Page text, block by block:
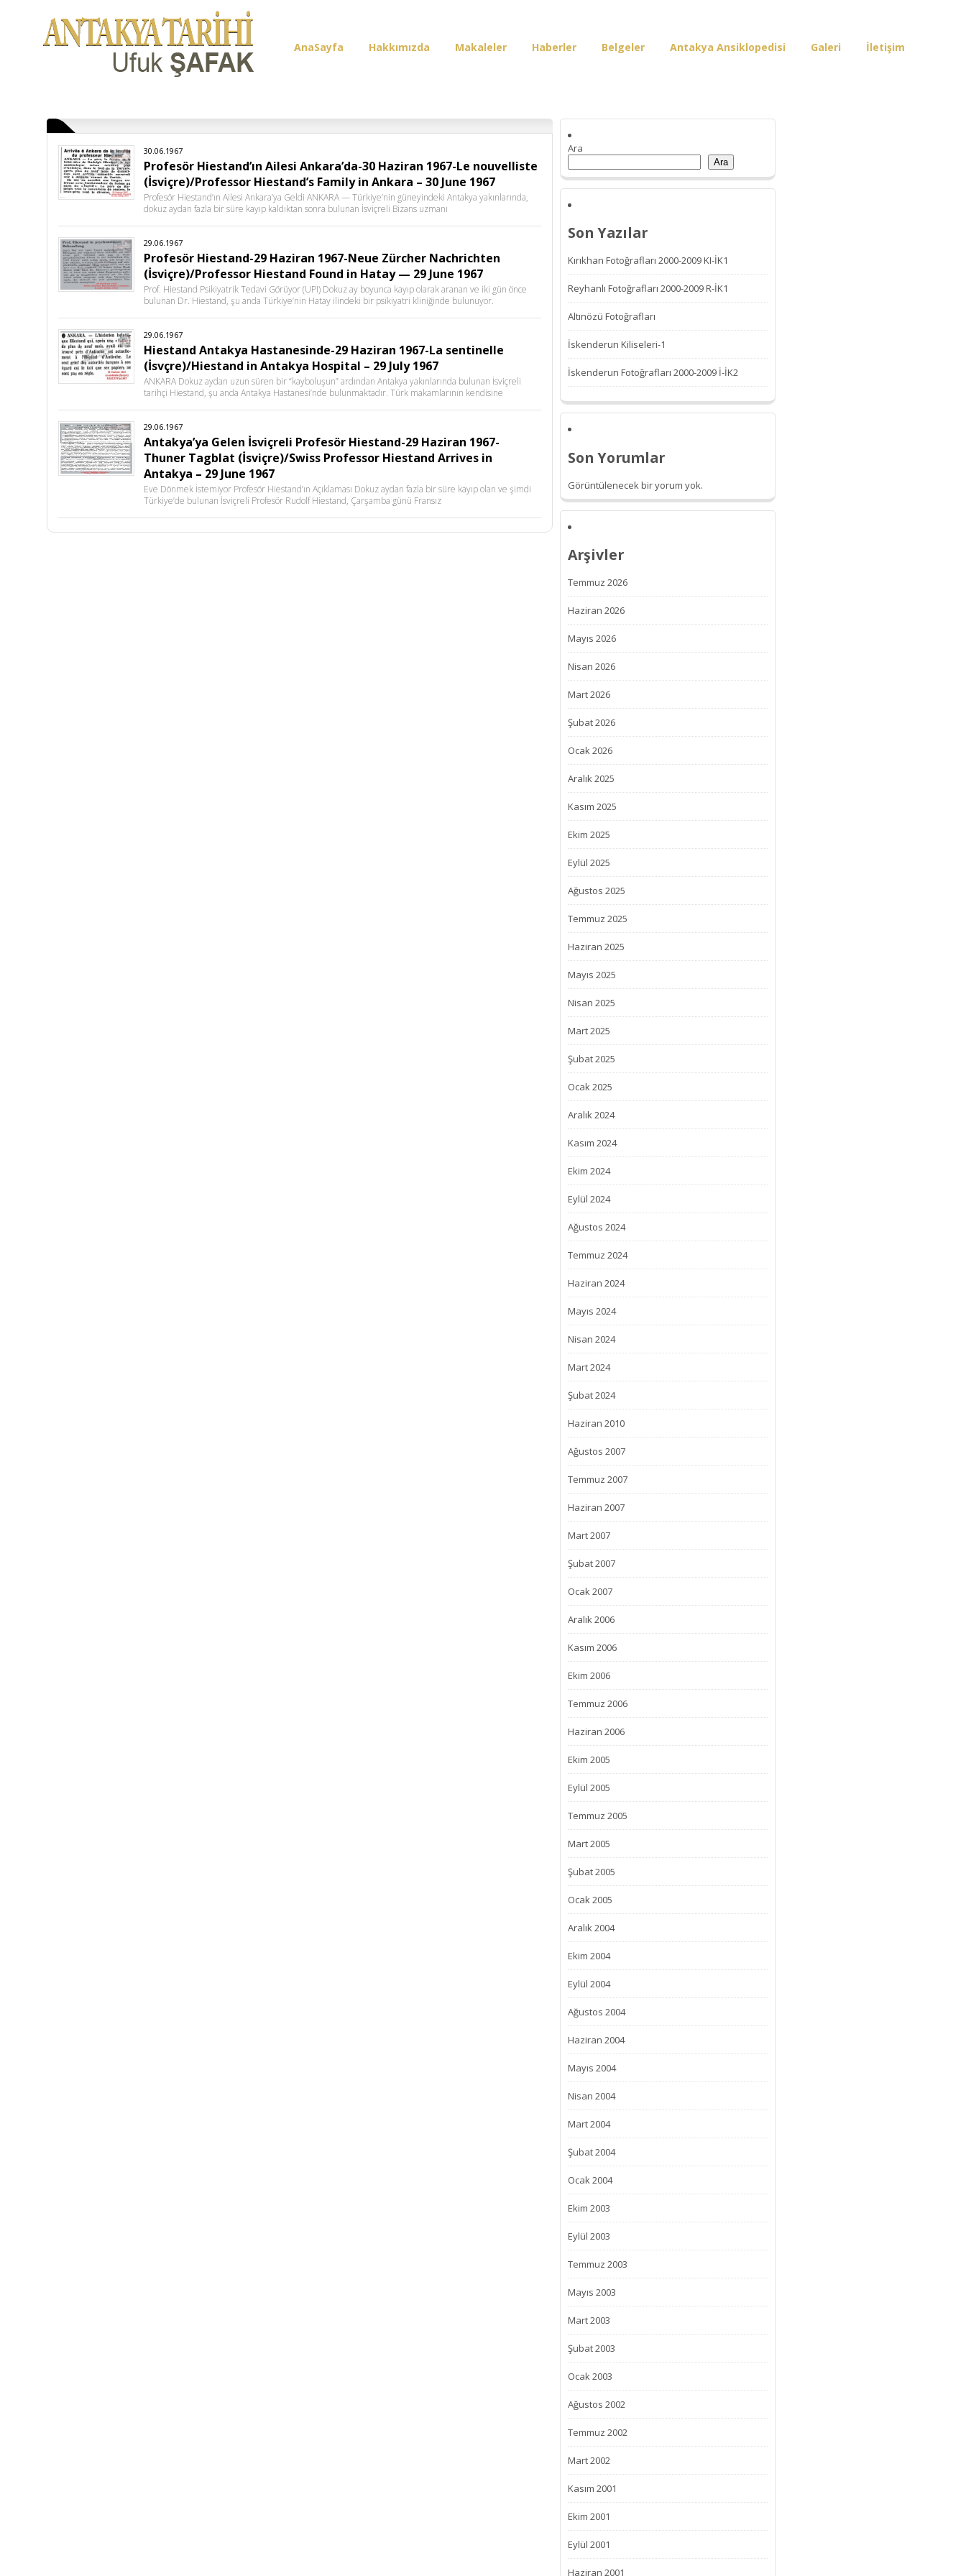
AnaSayfa Hakkımızda Makaleler Haberler Belgeler Antakya Ansiklopedisi Galeri İletişim
30.06.1967
Profesör Hiestand’ın Ailesi Ankara’da-30 Haziran 1967-Le nouvelliste
(İsviçre)/Professor Hiestand’s Family in Ankara – 30 June 1967
Profesör Hiestand’ın Ailesi Ankara’ya Geldi ANKARA — Türkiye’nin güneyindeki Antakya yakınlarında,
dokuz aydan fazla bir süre kayıp kaldıktan sonra bulunan İsviçreli Bizans uzmanı
29.06.1967
Profesör Hiestand-29 Haziran 1967-Neue Zürcher Nachrichten
(İsviçre)/Professor Hiestand Found in Hatay — 29 June 1967
Prof. Hiestand Psikiyatrik Tedavi Görüyor (UPI) Dokuz ay boyunca kayıp olarak aranan ve iki gün önce
bulunan Dr. Hiestand, şu anda Türkiye’nin Hatay ilindeki bir psikiyatri kliniğinde bulunuyor.
29.06.1967
Hiestand Antakya Hastanesinde-29 Haziran 1967-La sentinelle
(İsvçre)/Hiestand in Antakya Hospital – 29 July 1967
ANKARA Dokuz aydan uzun süren bir “kayboluşun” ardından Antakya yakınlarında bulunan İsviçreli
tarihçi Hiestand, şu anda Antakya Hastanesi’nde bulunmaktadır. Türk makamlarının kendisine
29.06.1967
Antakya’ya Gelen İsviçreli Profesör Hiestand-29 Haziran 1967-
Thuner Tagblat (İsviçre)/Swiss Professor Hiestand Arrives in
Antakya – 29 June 1967
Eve Dönmek İstemiyor Profesör Hiestand’ın Açıklaması Dokuz aydan fazla bir süre kayıp olan ve şimdi
Türkiye’de bulunan İsviçreli Profesör Rudolf Hiestand, Çarşamba günü Fransız
Ara
Ara
Son Yazılar
Kırıkhan Fotoğrafları 2000-2009 KI-İK1
Reyhanlı Fotoğrafları 2000-2009 R-İK1
Altınözü Fotoğrafları
İskenderun Kiliseleri-1
İskenderun Fotoğrafları 2000-2009 İ-İK2
Son Yorumlar
Görüntülenecek bir yorum yok.
Arşivler
Temmuz 2026
Haziran 2026
Mayıs 2026
Nisan 2026
Mart 2026
Şubat 2026
Ocak 2026
Aralık 2025
Kasım 2025
Ekim 2025
Eylül 2025
Ağustos 2025
Temmuz 2025
Haziran 2025
Mayıs 2025
Nisan 2025
Mart 2025
Şubat 2025
Ocak 2025
Aralık 2024
Kasım 2024
Ekim 2024
Eylül 2024
Ağustos 2024
Temmuz 2024
Haziran 2024
Mayıs 2024
Nisan 2024
Mart 2024
Şubat 2024
Haziran 2010
Ağustos 2007
Temmuz 2007
Haziran 2007
Mart 2007
Şubat 2007
Ocak 2007
Aralık 2006
Kasım 2006
Ekim 2006
Temmuz 2006
Haziran 2006
Ekim 2005
Eylül 2005
Temmuz 2005
Mart 2005
Şubat 2005
Ocak 2005
Aralık 2004
Ekim 2004
Eylül 2004
Ağustos 2004
Haziran 2004
Mayıs 2004
Nisan 2004
Mart 2004
Şubat 2004
Ocak 2004
Ekim 2003
Eylül 2003
Temmuz 2003
Mayıs 2003
Mart 2003
Şubat 2003
Ocak 2003
Ağustos 2002
Temmuz 2002
Mart 2002
Kasım 2001
Ekim 2001
Eylül 2001
Haziran 2001